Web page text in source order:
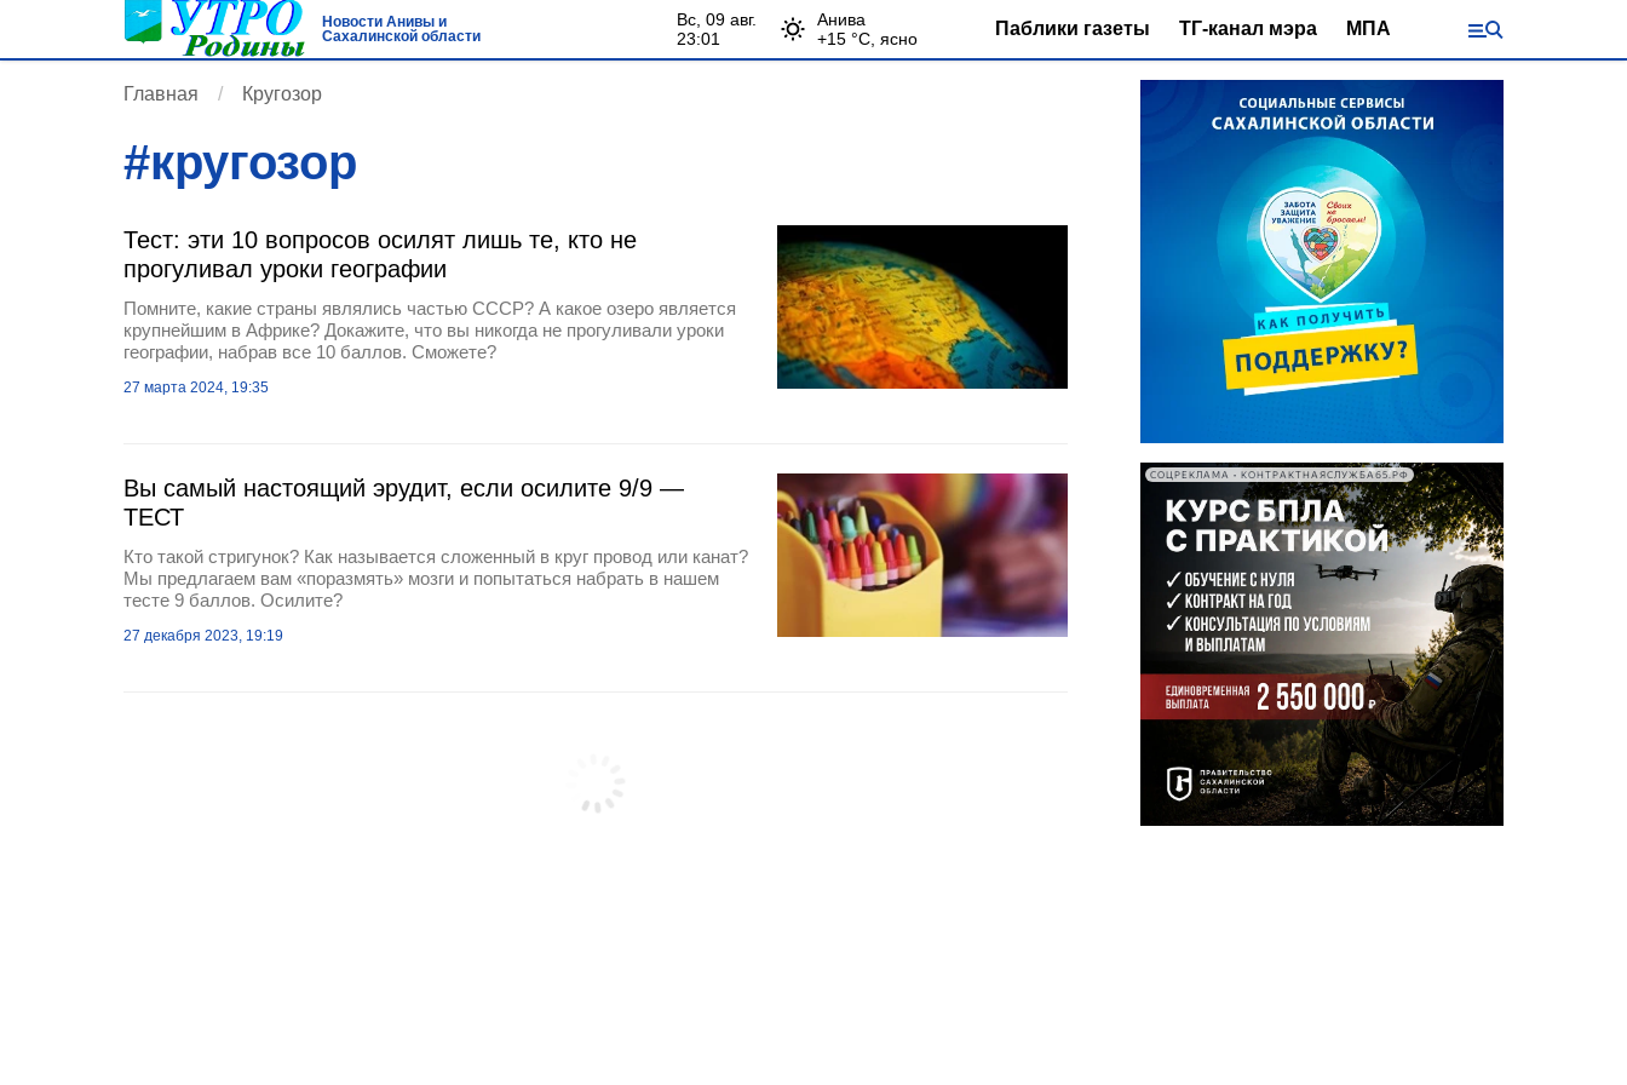
Новости Анивы и
Сахалинской области
вс, 09 авг.
23:01
Анива
+15 °С, ясно Паблики газеты ТГ-канал мэра МПА
Главная Кругозор
#кругозор
Тест: эти 10 вопросов осилят лишь те, кто не
прогуливал уроки географии
Помните, какие страны являлись частью СССР? А какое озеро является
крупнейшим в Африке? Докажите, что вы никогда не прогуливали уроки
географии, набрав все 10 баллов. Сможете?
27 марта 2024, 19:35
Вы самый настоящий эрудит, если осилите 9/9 —
ТЕСТ
Кто такой стригунок? Как называется сложенный в круг провод или канат?
Мы предлагаем вам «поразмять» мозги и попытаться набрать в нашем
тесте 9 баллов. Осилите?
27 декабря 2023, 19:19
СОЦРЕКЛАМА • КОНТРАКТНАЯСЛУЖБА65.РФ